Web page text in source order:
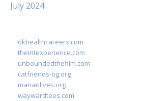
July 2024
okhealthcareers.com
theintexperience.com
unboundedthefilm.com
catfriends-bg.org
marianlives.org
waywardtees.com